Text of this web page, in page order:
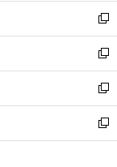
く
で
開
く
ド
ウ
で
開
く
ウ
ィ
ン
ド
ウ
で
開
く
し
い
ウ
ィ
ン
ド
ウ
で
開
新
し
い
ウ
ィ
ン
ド
ウ
新
し
い
ウ
ィ
ン
新
し
い
ウ
新
し